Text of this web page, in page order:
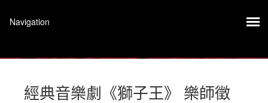
經典音樂劇《獅子王》 樂師徵